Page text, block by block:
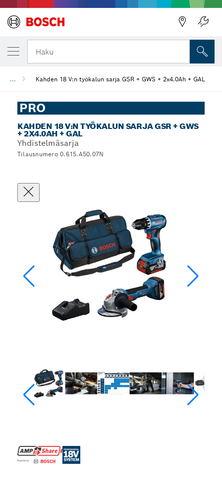
Haku
... Kahden 18 V:n työkalun sarja GSR + GWS + 2x4.0Ah + GAL
PRO
KAHDEN 18 V:N TYÖKALUN SARJA GSR + GWS
+ 2X4.0AH + GAL
Yhdistelmäsarja
Tilausnumero 0.615.A50.07N